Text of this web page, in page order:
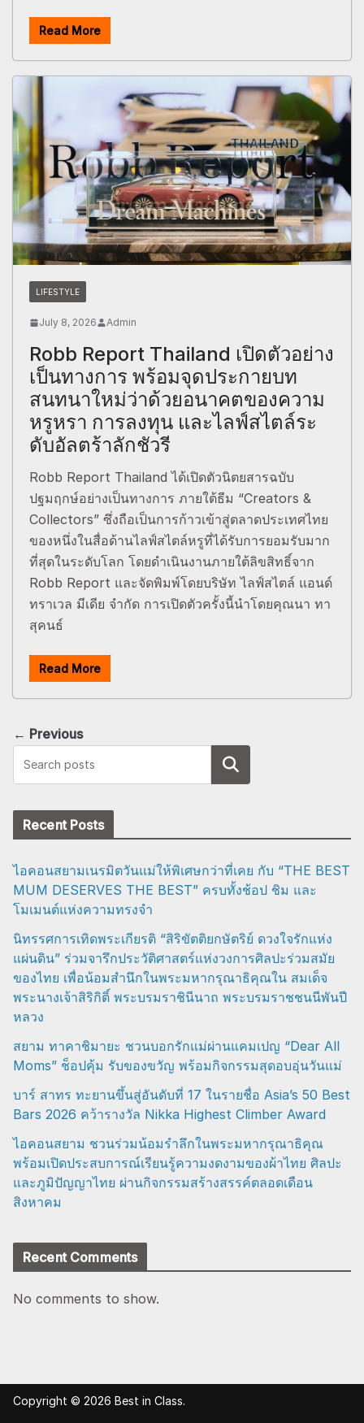
Read More
LIFESTYLE
July 8, 2026 Admin
Robb Report Thailand เปิดตัวอย่าง
เป็นทางการ พร้อมจุดประกายบท
สนทนาใหม่ว่าด้วยอนาคตของความ
หรูหรา การลงทุน และไลฟ์สไตล์ระ
ดับอัลตร้าลักชัวรี
Robb Report Thailand ได้เปิดตัวนิตยสารฉบับ
ปฐมฤกษ์อย่างเป็นทางการ ภายใต้ธีม “Creators &
Collectors” ซึ่งถือเป็นการก้าวเข้าสู่ตลาดประเทศไทย
ของหนึ่งในสื่อด้านไลฟ์สไตล์หรูที่ได้รับการยอมรับมาก
ที่สุดในระดับโลก โดยดำเนินงานภายใต้ลิขสิทธิ์จาก
Robb Report และจัดพิมพ์โดยบริษัท ไลฟ์สไตล์ แอนด์
ทราเวล มีเดีย จำกัด การเปิดตัวครั้งนี้นำโดยคุณนา ทา
สุคนธ์
Read More
← Previous
Search
Recent Posts
ไอคอนสยามเนรมิตวันแม่ให้พิเศษกว่าที่เคย กับ “THE BEST
MUM DESERVES THE BEST” ครบทั้งช้อป ชิม และ
โมเมนต์แห่งความทรงจำ
นิทรรศการเทิดพระเกียรติ “สิริขัตติยกษัตริย์ ดวงใจรักแห่ง
แผ่นดิน” ร่วมจารึกประวัติศาสตร์แห่งวงการศิลปะร่วมสมัย
ของไทย เพื่อน้อมสำนึกในพระมหากรุณาธิคุณใน สมเด็จ
พระนางเจ้าสิริกิติ์ พระบรมราชินีนาถ พระบรมราชชนนีพันปี
หลวง
สยาม ทาคาชิมายะ ชวนบอกรักแม่ผ่านแคมเปญ “Dear All
Moms” ช็อปคุ้ม รับของขวัญ พร้อมกิจกรรมสุดอบอุ่นวันแม่
บาร์ สาทร ทะยานขึ้นสู่อันดับที่ 17 ในรายชื่อ Asia’s 50 Best
Bars 2026 คว้ารางวัล Nikka Highest Climber Award
ไอคอนสยาม ชวนร่วมน้อมรำลึกในพระมหากรุณาธิคุณ
พร้อมเปิดประสบการณ์เรียนรู้ความงดงามของผ้าไทย ศิลปะ
และภูมิปัญญาไทย ผ่านกิจกรรมสร้างสรรค์ตลอดเดือน
สิงหาคม
Recent Comments
No comments to show.
Copyright © 2026 Best in Class.